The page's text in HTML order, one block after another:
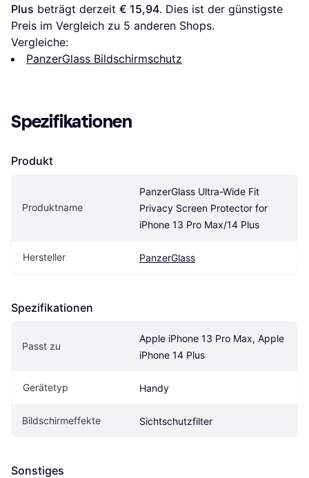
Plus beträgt derzeit € 15,94. Dies ist der günstigste
Preis im Vergleich zu 5 anderen Shops.
Vergleiche:
PanzerGlass Bildschirmschutz
Spezifikationen
Produkt
Produktname
PanzerGlass Ultra-Wide Fit
Privacy Screen Protector for
iPhone 13 Pro Max/14 Plus
Hersteller PanzerGlass
Spezifikationen
Passt zu
Apple iPhone 13 Pro Max, Apple
iPhone 14 Plus
Gerätetyp Handy
Bildschirmeffekte Sichtschutzfilter
Sonstiges